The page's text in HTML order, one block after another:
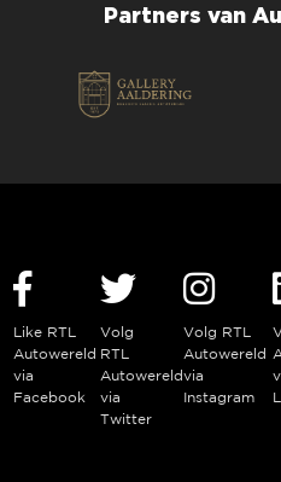
Partners van
Like RTL
Autowereld
via
Facebook
Volg
RTL
Autowereld
via
Twitter
Volg RTL
Autowereld
via
Instagram